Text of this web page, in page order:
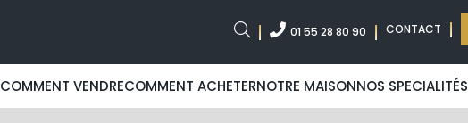
01 55 28 80 90 CONTACT
COMMENT VENDRECOMMENT ACHETERNOTRE MAISONNOS SPECIALITÉS